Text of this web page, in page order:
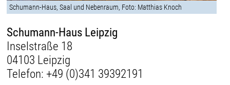
Schumann-Haus, Saal und Nebenraum, Foto: Matthias Knoch
Schumann-Haus Leipzig
Inselstraße 18
04103 Leipzig
Telefon: +49 (0)341 39392191